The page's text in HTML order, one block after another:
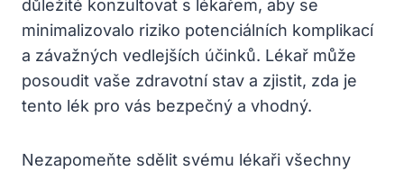
důležité konzultovat s lékařem, aby se
minimalizovalo riziko potenciálních komplikací
a závažných vedlejších účinků. Lékař může
posoudit vaše zdravotní stav a zjistit, zda je
tento lék pro vás bezpečný a vhodný.
Nezapomeňte sdělit svému lékaři všechny